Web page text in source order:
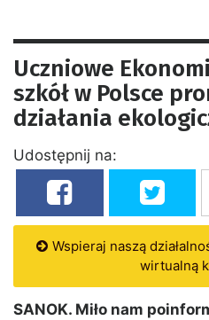
Uczniowe
szkół w Polsce
działania
Udostępnij na:
Wspieraj naszą
wirtualną
SANOK. Miło nam